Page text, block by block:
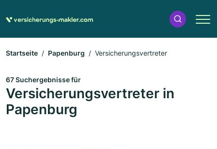
Startseite Papenburg Versicherungsvertreter
67 Suchergebnisse für
Versicherungsvertreter in
Papenburg